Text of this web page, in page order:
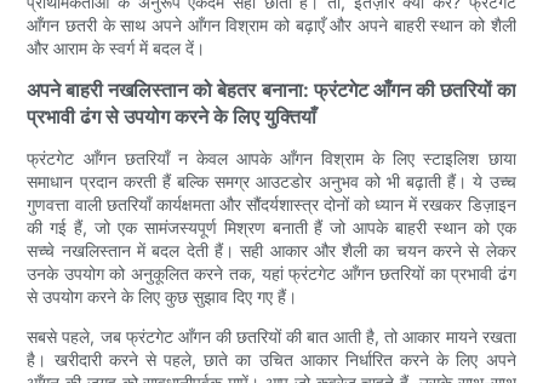
आँगन छतरी के साथ अपने आँगन विश्राम को बढ़ाएँ और अपने बाहरी स्थान को शैली
और आराम के स्वर्ग में बदल दें।
अपने बाहरी नखलिस्तान को बेहतर बनाना: फ्रंटगेट आँगन की छतरियों का
प्रभावी ढंग से उपयोग करने के लिए युक्तियाँ
फ्रंटगेट आँगन छतरियाँ न केवल आपके आँगन विश्राम के लिए स्टाइलिश छाया
समाधान प्रदान करती हैं बल्कि समग्र आउटडोर अनुभव को भी बढ़ाती हैं। ये उच्च
गुणवत्ता वाली छतरियाँ कार्यक्षमता और सौंदर्यशास्त्र दोनों को ध्यान में रखकर डिज़ाइन
की गई हैं, जो एक सामंजस्यपूर्ण मिश्रण बनाती हैं जो आपके बाहरी स्थान को एक
सच्चे नखलिस्तान में बदल देती हैं। सही आकार और शैली का चयन करने से लेकर
उनके उपयोग को अनुकूलित करने तक, यहां फ्रंटगेट आँगन छतरियों का प्रभावी ढंग
से उपयोग करने के लिए कुछ सुझाव दिए गए हैं।
सबसे पहले, जब फ्रंटगेट आँगन की छतरियों की बात आती है, तो आकार मायने रखता
है। खरीदारी करने से पहले, छाते का उचित आकार निर्धारित करने के लिए अपने